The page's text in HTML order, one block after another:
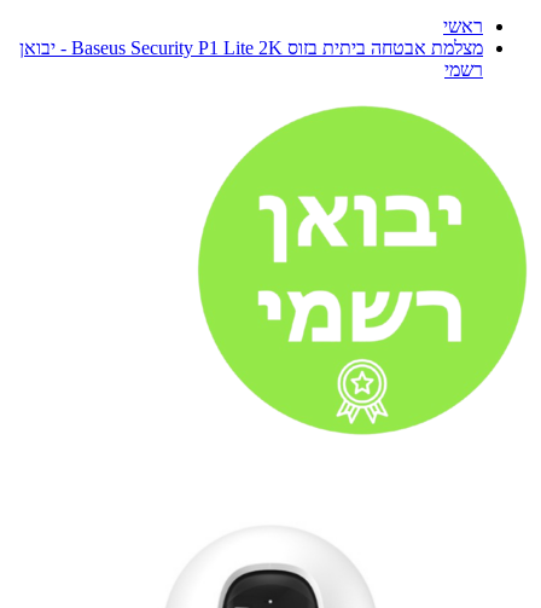
ראשי
מצלמת אבטחה ביתית בזוס Baseus Security P1 Lite 2K - יבואן
רשמי